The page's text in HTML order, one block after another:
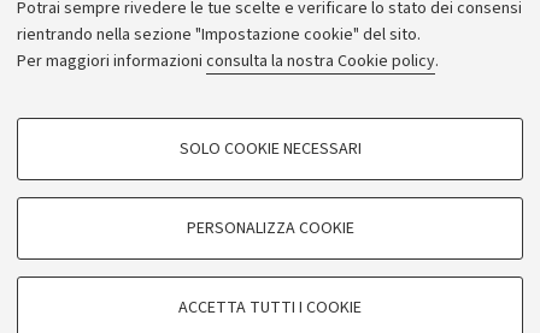
Potrai sempre rivedere le tue scelte e verificare lo stato dei consensi
rientrando nella sezione "Impostazione cookie" del sito.
Per maggiori informazioni consulta la nostra Cookie policy.
COOKIE DI PROFILAZIONE - FACOLTATIVI
COOKIE TECNICI - NECESSARI
SOLO COOKIE NECESSARI
PERSONALIZZA COOKIE
ACCETTA TUTTI I COOKIE
Rassegna stampa
© Copyright 2026 - ALMA MATER STUDIORUM - Università di
Bologna - Via Zamboni, 33 - 40126 Bologna - PI: 01131710376 -
CF: 80007010376